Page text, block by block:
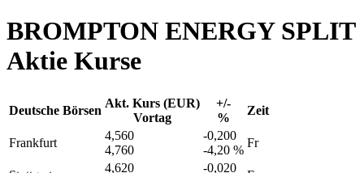
BROMPTON ENERGY SPLIT
Aktie Kurse
Deutsche Börsen
Akt. Kurs (EUR)
Vortag
+/-
%
Zeit
Frankfurt
4,560
4,760
-0,200
-4,20 %
Fr
4,620 -0,020